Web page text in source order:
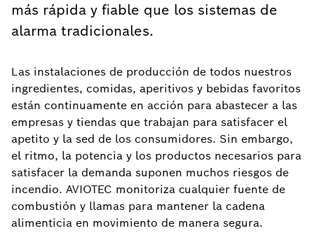
más rápida y fiable que los sistemas de
alarma tradicionales.
Las instalaciones de producción de todos nuestros
ingredientes, comidas, aperitivos y bebidas favoritos
están continuamente en acción para abastecer a las
empresas y tiendas que trabajan para satisfacer el
apetito y la sed de los consumidores. Sin embargo,
el ritmo, la potencia y los productos necesarios para
satisfacer la demanda suponen muchos riesgos de
incendio. AVIOTEC monitoriza cualquier fuente de
combustión y llamas para mantener la cadena
alimenticia en movimiento de manera segura.